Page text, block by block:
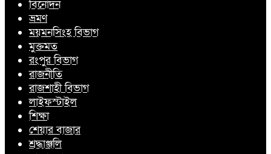
বিনোদন
ভ্রমণ
ময়মনসিংহ বিভাগ
মুক্তমত
রংপুর বিভাগ
রাজনীতি
রাজশাহী বিভাগ
লাইফস্টাইল
শিক্ষা
শেয়ার বাজার
শ্রদ্ধাঞ্জলি